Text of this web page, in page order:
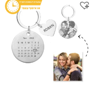
המקורי
₪ 209.
הנוכחי
₪ 149.